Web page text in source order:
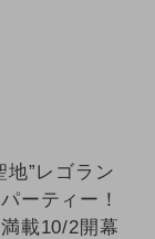
地”レゴラン
ーティー！
載10/2開幕